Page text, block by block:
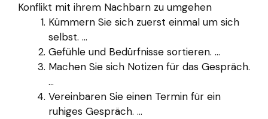
Konflikt mit ihrem Nachbarn zu umgehen
Kümmern Sie sich zuerst einmal um sich
selbst. ...
Gefühle und Bedürfnisse sortieren. ...
Machen Sie sich Notizen für das Gespräch.
...
Vereinbaren Sie einen Termin für ein
ruhiges Gespräch. ...